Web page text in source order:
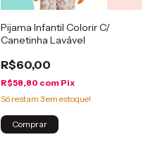
Pijama Infantil Colorir C/
Canetinha Lavável
R$60,00
R$58,80 com Pix
Só restam 3em estoque!
Comprar